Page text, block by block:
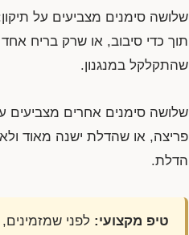
שלושה סימנים מצביעים על
תוך כדי סיבוב, או שרק בריח
שהתקלקל במנגנון.
שלושה סימנים אחרים מצביעים
פריצה, או שהדלת ישנה מאוד
הדלת.
טיפ מקצועי: לפני